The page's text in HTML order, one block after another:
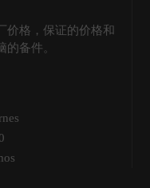
价格，保证的价格和
备件。